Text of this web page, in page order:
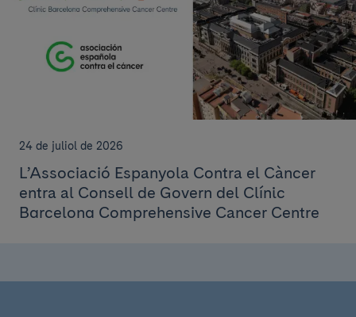
24 de juliol de 2026
L’Associació Espanyola Contra el Càncer
entra al Consell de Govern del Clínic
Barcelona Comprehensive Cancer Centre